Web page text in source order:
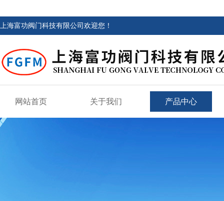
上海富功阀门科技有限公司欢迎您！
网站首页 关于我们 产品中心